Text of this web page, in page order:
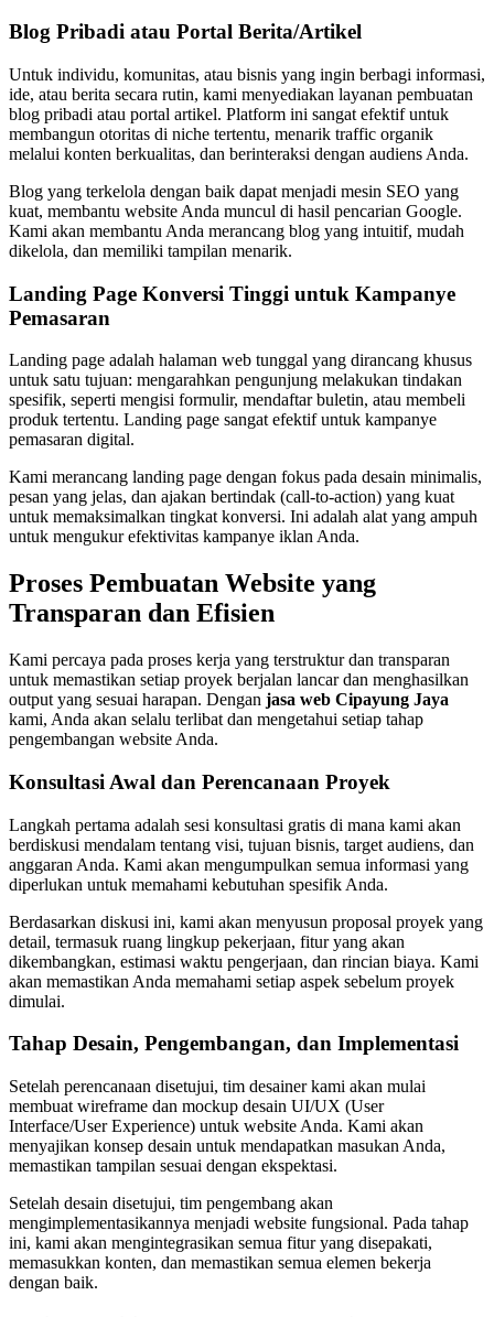
Blog Pribadi atau Portal Berita/Artikel
Untuk individu, komunitas, atau bisnis yang ingin berbagi informasi,
ide, atau berita secara rutin, kami menyediakan layanan pembuatan
blog pribadi atau portal artikel. Platform ini sangat efektif untuk
membangun otoritas di niche tertentu, menarik traffic organik
melalui konten berkualitas, dan berinteraksi dengan audiens Anda.
Blog yang terkelola dengan baik dapat menjadi mesin SEO yang
kuat, membantu website Anda muncul di hasil pencarian Google.
Kami akan membantu Anda merancang blog yang intuitif, mudah
dikelola, dan memiliki tampilan menarik.
Landing Page Konversi Tinggi untuk Kampanye
Pemasaran
Landing page adalah halaman web tunggal yang dirancang khusus
untuk satu tujuan: mengarahkan pengunjung melakukan tindakan
spesifik, seperti mengisi formulir, mendaftar buletin, atau membeli
produk tertentu. Landing page sangat efektif untuk kampanye
pemasaran digital.
Kami merancang landing page dengan fokus pada desain minimalis,
pesan yang jelas, dan ajakan bertindak (call-to-action) yang kuat
untuk memaksimalkan tingkat konversi. Ini adalah alat yang ampuh
untuk mengukur efektivitas kampanye iklan Anda.
Proses Pembuatan Website yang
Transparan dan Efisien
Kami percaya pada proses kerja yang terstruktur dan transparan
untuk memastikan setiap proyek berjalan lancar dan menghasilkan
output yang sesuai harapan. Dengan jasa web Cipayung Jaya
kami, Anda akan selalu terlibat dan mengetahui setiap tahap
pengembangan website Anda.
Konsultasi Awal dan Perencanaan Proyek
Langkah pertama adalah sesi konsultasi gratis di mana kami akan
berdiskusi mendalam tentang visi, tujuan bisnis, target audiens, dan
anggaran Anda. Kami akan mengumpulkan semua informasi yang
diperlukan untuk memahami kebutuhan spesifik Anda.
Berdasarkan diskusi ini, kami akan menyusun proposal proyek yang
detail, termasuk ruang lingkup pekerjaan, fitur yang akan
dikembangkan, estimasi waktu pengerjaan, dan rincian biaya. Kami
akan memastikan Anda memahami setiap aspek sebelum proyek
dimulai.
Tahap Desain, Pengembangan, dan Implementasi
Setelah perencanaan disetujui, tim desainer kami akan mulai
membuat wireframe dan mockup desain UI/UX (User
Interface/User Experience) untuk website Anda. Kami akan
menyajikan konsep desain untuk mendapatkan masukan Anda,
memastikan tampilan sesuai dengan ekspektasi.
Setelah desain disetujui, tim pengembang akan
mengimplementasikannya menjadi website fungsional. Pada tahap
ini, kami akan mengintegrasikan semua fitur yang disepakati,
memasukkan konten, dan memastikan semua elemen bekerja
dengan baik.